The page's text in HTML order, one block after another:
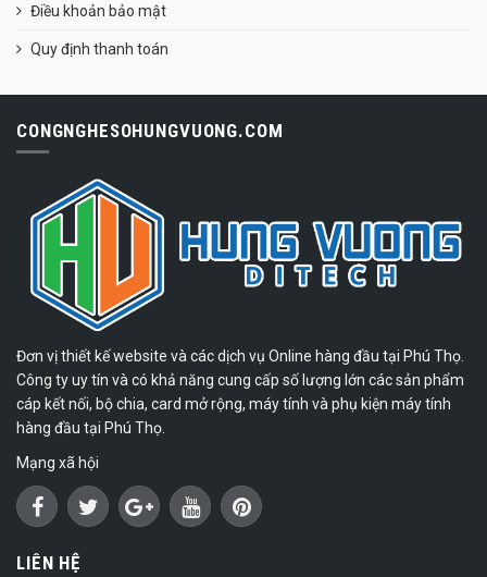
Điều khoản bảo mật
Quy định thanh toán
CONGNGHESOHUNGVUONG.COM
Đơn vị thiết kế website và các dịch vụ Online hàng đầu tại Phú Thọ.
Công ty uy tín và có khả năng cung cấp số lượng lớn các sản phẩm
cáp kết nối, bộ chia, card mở rộng, máy tính và phụ kiện máy tính
hàng đầu tại Phú Thọ.
Mạng xã hội
LIÊN HỆ